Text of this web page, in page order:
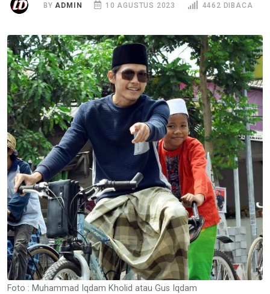
BY ADMIN 10 AGUSTUS 2023 4462 DIBACA
Foto : Muhammad Iqdam Kholid atau Gus Iqdam